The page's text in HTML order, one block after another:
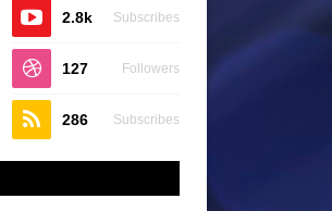
2.8k Subscribes
127 Followers
286 Subscribes